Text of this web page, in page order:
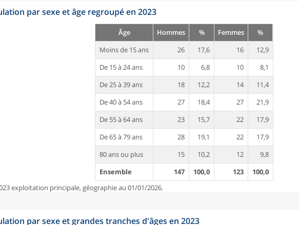
par sexe et âge regroupé en 2023
Âge Hommes % Femmes
%
Moins de 15 ans
26 17,6 16
12,9
De 15 à 24 ans
10 6,8 10
8,1
De 25 à 39 ans
18 12,2 14
11,4
De 40 à 54 ans
27 18,4 27
21,9
De 55 à 64 ans
23 15,7 22
17,9
De 65 à 79 ans
28 19,1 22
17,9
80 ans ou plus
15 10,2 12
9,8
Ensemble
147 100,0 123
100,0
exploitation principale, géographie au 01/01/2026.
par sexe et grandes tranches d'âges en 2023